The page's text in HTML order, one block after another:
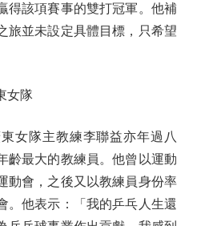
得該項賽事的雙打冠軍。他補
旅並未設定具體目標，只希望
女隊
隊主教練李聯益亦年過八
齡最大的教練員。他曾以運動
動會，之後又以教練員身份率
。他表示：「我的乒乓人生還